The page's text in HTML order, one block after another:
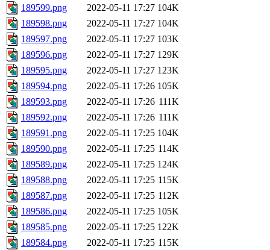
189599.png
2022-05-11 17:27 104K
189598.png
2022-05-11 17:27 104K
189597.png
2022-05-11 17:27 103K
189596.png
2022-05-11 17:27 129K
189595.png
2022-05-11 17:27 123K
189594.png
2022-05-11 17:26 105K
189593.png
2022-05-11 17:26 111K
189592.png
2022-05-11 17:26 111K
189591.png
2022-05-11 17:25 104K
189590.png
2022-05-11 17:25 114K
189589.png
2022-05-11 17:25 124K
189588.png
2022-05-11 17:25 115K
189587.png
2022-05-11 17:25 112K
189586.png
2022-05-11 17:25 105K
189585.png
2022-05-11 17:25 122K
189584.png
2022-05-11 17:25 115K